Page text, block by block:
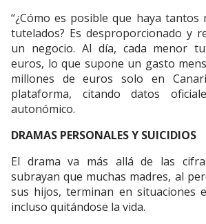
“¿Cómo es posible que haya tantos
tutelados? Es desproporcionado y
un negocio. Al día, cada menor
euros, lo que supone un gasto
millones de euros solo en
plataforma, citando datos
autonómico.
DRAMAS PERSONALES Y SUICIDIOS
El drama va más allá de las
subrayan que muchas madres, al
sus hijos, terminan en situaciones
incluso quitándose la vida.